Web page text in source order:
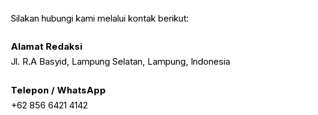
Silakan hubungi kami melalui kontak berikut:
Alamat Redaksi
Jl. R.A Basyid, Lampung Selatan, Lampung, Indonesia
Telepon / WhatsApp
+62 856 6421 4142